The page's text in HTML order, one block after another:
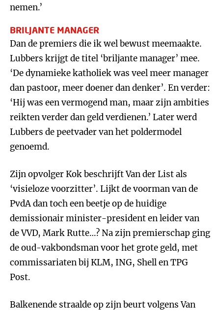
nemen.’
BRILJANTE MANAGER
Dan de premiers die ik wel bewust meemaakte.
Lubbers krijgt de titel ‘briljante manager’ mee.
‘De dynamieke katholiek was veel meer manager
dan pastoor, meer doener dan denker’. En verder:
‘Hij was een vermogend man, maar zijn ambities
reikten verder dan geld verdienen.’ Later werd
Lubbers de peetvader van het poldermodel
genoemd.
Zijn opvolger Kok beschrijft Van der List als
‘visieloze voorzitter’. Lijkt de voorman van de
PvdA dan toch een beetje op de huidige
demissionair minister-president en leider van
de VVD, Mark Rutte…? Na zijn premierschap ging
de oud-vakbondsman voor het grote geld, met
commissariaten bij KLM, ING, Shell en TPG
Post.
Balkenende straalde op zijn beurt volgens Van